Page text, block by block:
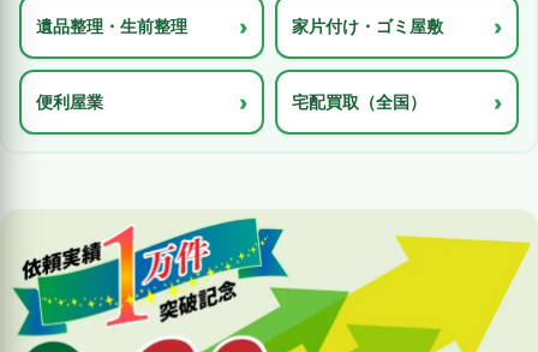
遺品整理・生前整理 › 家片付け・ゴミ屋敷 ›
便利屋業 › 宅配買取（全国） ›